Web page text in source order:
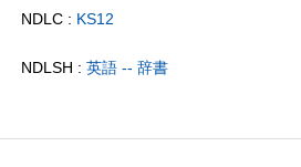
NDLC : KS12
NDLSH : 英語 -- 辞書